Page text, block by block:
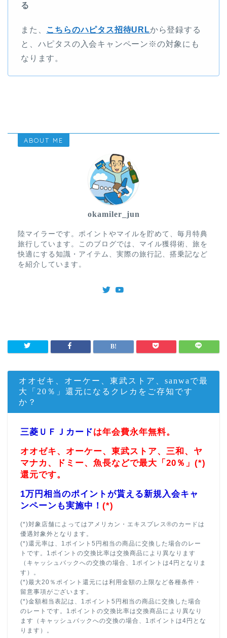
る
また、 こちらのハピタス招待URLから登録する
と、ハピタスの入会キャンペーン※の対象にも
なります。
ABOUT ME
okamiler_jun
陸マイラーです。ポイントやマイルを貯めて、毎月特典
旅行しています。このブログでは、マイル獲得術、旅を
快適にする知識・アイテム、実際の旅行記、搭乗記など
を紹介しています。
オオゼキ、オーケー、東武ストア、sanwaで最
大「20％」還元になるクレカをご存知です
か？
三菱ＵＦＪカードは年会費永年無料。
オオゼキ、オーケー、東武ストア、三和、ヤ
マナカ、ドミー、魚長などで最大「20％」(*)
還元です。
1万円相当のポイントが貰える新規入会キャ
ンペーンも実施中！ (*)
(*)対象店舗によってはアメリカン・エキスプレス®のカードは
優遇対象外となります。
(*)還元率は、1ポイント5円相当の商品に交換した場合のレー
トです。1ポイントの交換比率は交換商品により異なります
（キャッシュバックへの交換の場合、1ポイントは4円となりま
す）。
(*)最大20％ポイント還元には利用金額の上限など各種条件・
留意事項がございます。
(*)金額相当表記は、1ポイント5円相当の商品に交換した場合
のレートです。1ポイントの交換比率は交換商品により異なり
ます（キャッシュバックへの交換の場合、1ポイントは4円とな
ります）。